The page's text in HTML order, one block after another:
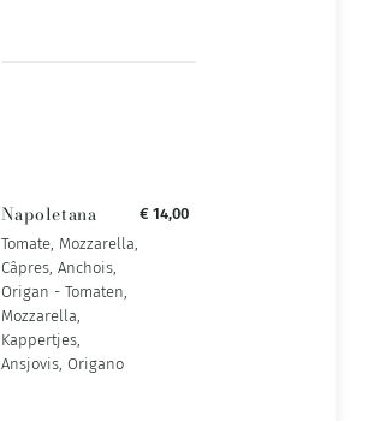
Napoletana
Tomate, Mozzarella,
Câpres, Anchois,
Origan - Tomaten,
Mozzarella,
Kappertjes,
Ansjovis, Origano
€ 14,00